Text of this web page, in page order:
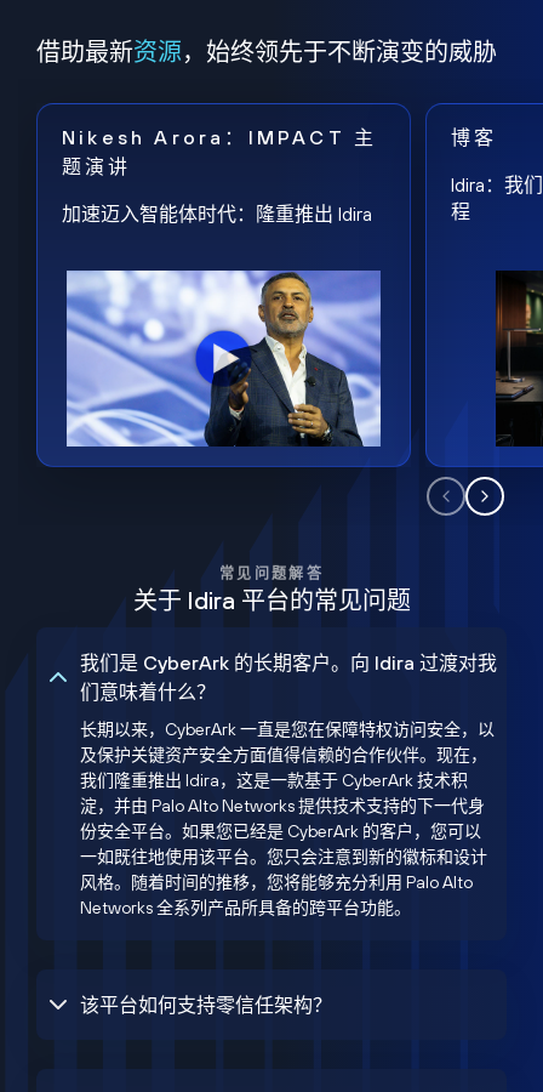
借助最新资源，始终领先于不断演变的威胁
Nikesh Arora：IMPACT 主
题演讲
加速迈入智能体时代：隆重推出 Idira
博客
Idira：我
程
常见问题解答
关于 Idira 平台的常见问题
我们是 CyberArk 的长期客户。向 Idira 过渡对我
们意味着什么？
长期以来，CyberArk 一直是您在保障特权访问安全，以
及保护关键资产安全方面值得信赖的合作伙伴。现在，
我们隆重推出 Idira，这是一款基于 CyberArk 技术积
淀，并由 Palo Alto Networks 提供技术支持的下一代身
份安全平台。如果您已经是 CyberArk 的客户，您可以
一如既往地使用该平台。您只会注意到新的徽标和设计
风格。随着时间的推移，您将能够充分利用 Palo Alto
Networks 全系列产品所具备的跨平台功能。
该平台如何支持零信任架构？